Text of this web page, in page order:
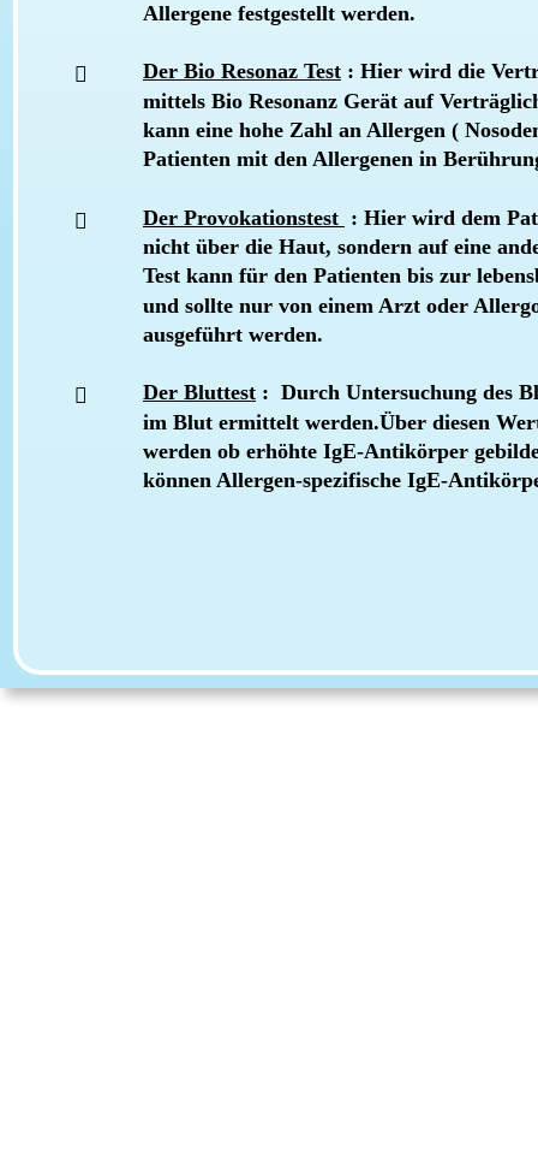
Allergene festgestellt werden.
 Der Bio Resonaz Test : Hier wird die
mittels Bio Resonanz Gerät auf
kann eine hohe Zahl an Allergen (
Patienten mit den Allergenen in
 Der Provokationstest : Hier wird dem
nicht über die Haut, sondern auf eine
Test kann für den Patienten bis zur
und sollte nur von einem Arzt oder
ausgeführt werden.
 Der Bluttest :  Durch Untersuchung des
im Blut ermittelt werden.Über diesen
werden ob erhöhte IgE-Antikörper
können Allergen-spezifische IgE-